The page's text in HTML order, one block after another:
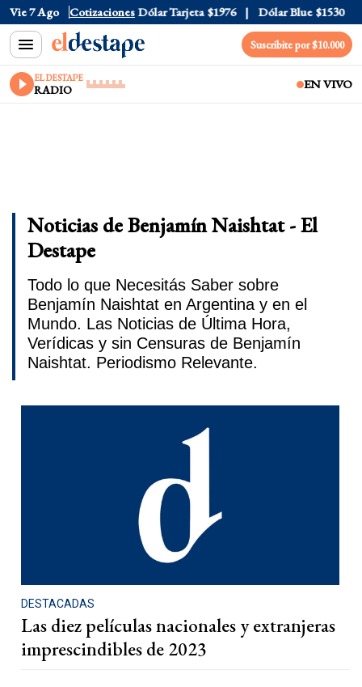
Vie 7 Ago Cotizaciones
Dólar Oficial $1520 Dólar Tarjeta $1976 Dólar Blue $1530
Suscribite por $10.000
EL DESTAPE
RADIO EN VIVO
Noticias de Benjamín Naishtat - El
Destape
Todo lo que Necesitás Saber sobre
Benjamín Naishtat en Argentina y en el
Mundo. Las Noticias de Última Hora,
Verídicas y sin Censuras de Benjamín
Naishtat. Periodismo Relevante.
DESTACADAS
Las diez películas nacionales y extranjeras
imprescindibles de 2023